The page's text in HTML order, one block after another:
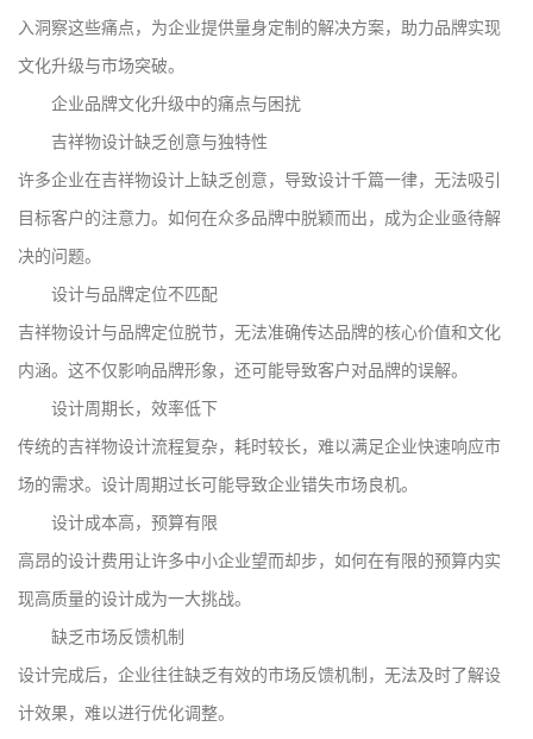
入洞察这些痛点，为企业提供量身定制的解决方案，助力品牌实现
文化升级与市场突破。
企业品牌文化升级中的痛点与困扰
吉祥物设计缺乏创意与独特性
许多企业在吉祥物设计上缺乏创意，导致设计千篇一律，无法吸引
目标客户的注意力。如何在众多品牌中脱颖而出，成为企业亟待解
决的问题。
设计与品牌定位不匹配
吉祥物设计与品牌定位脱节，无法准确传达品牌的核心价值和文化
内涵。这不仅影响品牌形象，还可能导致客户对品牌的误解。
设计周期长，效率低下
传统的吉祥物设计流程复杂，耗时较长，难以满足企业快速响应市
场的需求。设计周期过长可能导致企业错失市场良机。
设计成本高，预算有限
高昂的设计费用让许多中小企业望而却步，如何在有限的预算内实
现高质量的设计成为一大挑战。
缺乏市场反馈机制
设计完成后，企业往往缺乏有效的市场反馈机制，无法及时了解设
计效果，难以进行优化调整。